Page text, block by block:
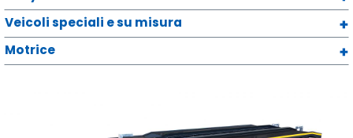
Veicoli speciali e su misura
Motrice